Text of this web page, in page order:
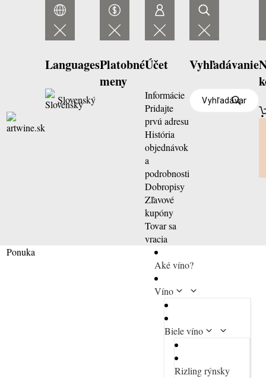
Languages
Slovenský
Platobné
meny
Účet
Informácie
Pridajte
prvú adresu
História
objednávok
a
podrobnosti
Dobropisy
Zľavové
kupóny
Tovar sa
vracia
Vyhľadávanie
Ponuka
Aké víno?
Víno
Biele víno
Rizling rýnsky